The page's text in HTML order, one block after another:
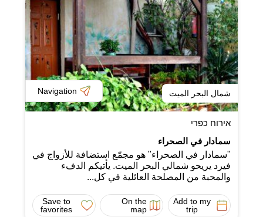
شمال البحر الميت Navigation
אירוח כפרי
سمادار في الصحراء
"سمادار في الصحراء" هو مجمّع استضافة للأزواج في
فيرد يريحو شمالي البحر الميت. يأتيكم الدفء
والمحبة من المصلحة العائلية في كل...
Add to my
trip
On the
map
Save to
favorites